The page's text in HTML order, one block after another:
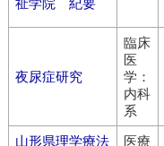
祉学院 紀要
夜尿症研究
臨床
医
学：
内科
系
山形県理学療法
医療